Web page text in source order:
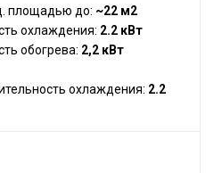
площадью до: ~22 м2
охлаждения: 2.2 кВт
обогрева: 2,2 кВт
охлаждения: 2.2